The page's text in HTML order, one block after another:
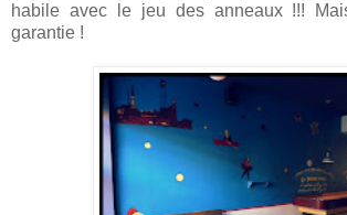
habile avec le jeu des anneaux !!!
garantie !